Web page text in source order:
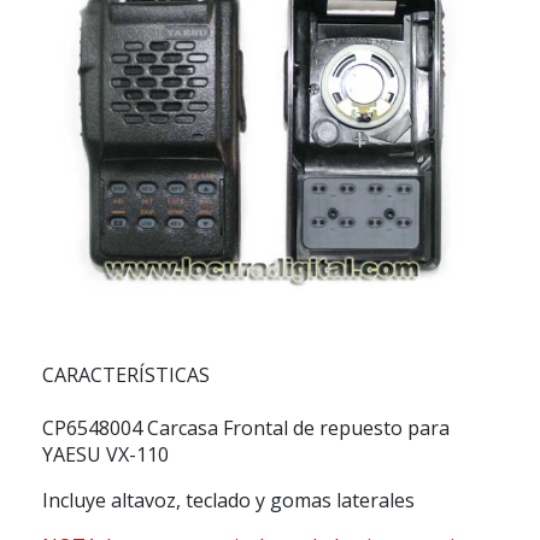
CARACTERÍSTICAS
CP6548004 Carcasa Frontal de repuesto para
YAESU VX-110
Incluye altavoz, teclado y gomas laterales